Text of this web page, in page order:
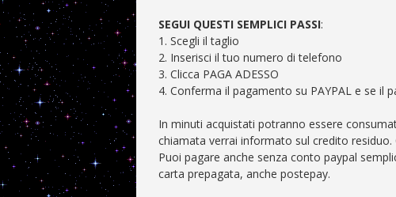
SEGUI QUESTI SEMPLICI PASSI:
1. Scegli il taglio
2. Inserisci il tuo numero di telefono
3. Clicca PAGA ADESSO
4. Conferma il pagamento su PAYPAL e se il
In minuti acquistati potranno essere
chiamata verrai informato sul credito
Puoi pagare anche senza conto paypal
carta prepagata, anche postepay.